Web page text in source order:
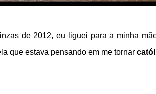
de 2012, eu liguei para a minha
que estava pensando em me tornar